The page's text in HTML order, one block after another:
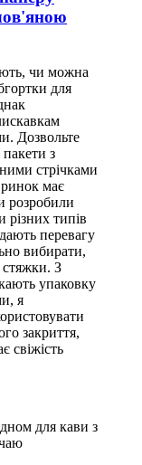
чи можна
для
Дозвольте
з
стрічками
має
розробили
різних типів
перевагу
вибирати,
стяжки. З
упаковку
я
закриття,
свіжість